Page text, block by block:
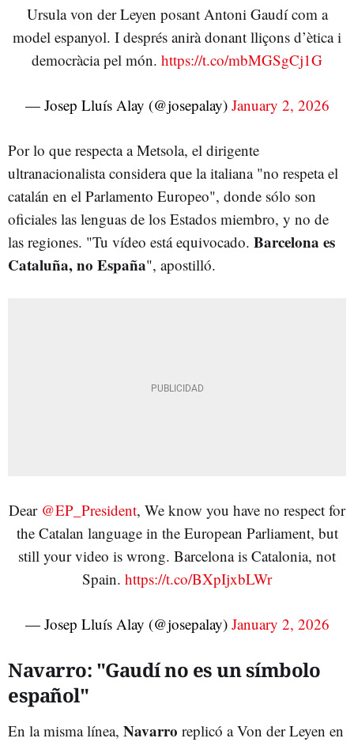
Ursula von der Leyen posant Antoni Gaudí com a
model espanyol. I després anirà donant lliçons d’ètica i
democràcia pel món. https://t.co/mbMGSgCj1G
— Josep Lluís Alay (@josepalay) January 2, 2026
Por lo que respecta a Metsola, el dirigente
ultranacionalista considera que la italiana "no respeta el
catalán en el Parlamento Europeo", donde sólo son
oficiales las lenguas de los Estados miembro, y no de
las regiones. "Tu vídeo está equivocado. Barcelona es
Cataluña, no España", apostilló.
Dear @EP_President, We know you have no respect for
the Catalan language in the European Parliament, but
still your video is wrong. Barcelona is Catalonia, not
Spain. https://t.co/BXpIjxbLWr
— Josep Lluís Alay (@josepalay) January 2, 2026
Navarro: "Gaudí no es un símbolo
español"
En la misma línea, Navarro replicó a Von der Leyen en